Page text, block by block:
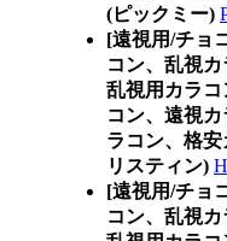
(ピックミー)
[遠視用/チョ
コン、乱視
乱視用カラ
コン、遠視
ラコン、格
リスティン)
[遠視用/チョ
コン、乱視